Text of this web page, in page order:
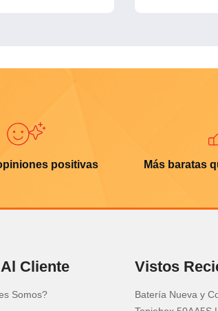
positivas Más baratas
Cliente
Somos?
Vistos
Batería Nueva y